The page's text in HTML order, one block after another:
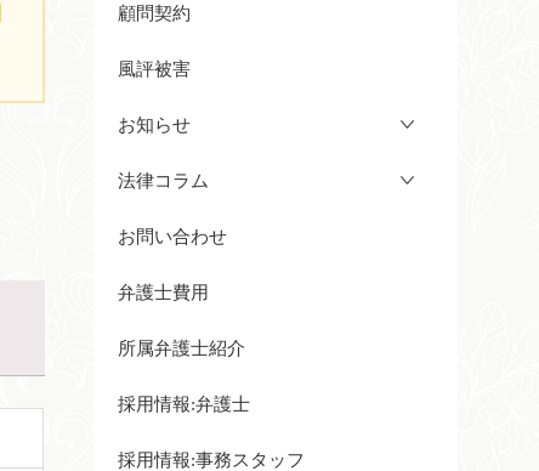
顧問契約
風評被害
お知らせ
法律コラム
お問い合わせ
弁護士費用
所属弁護士紹介
採用情報:弁護士
採用情報:事務スタッフ